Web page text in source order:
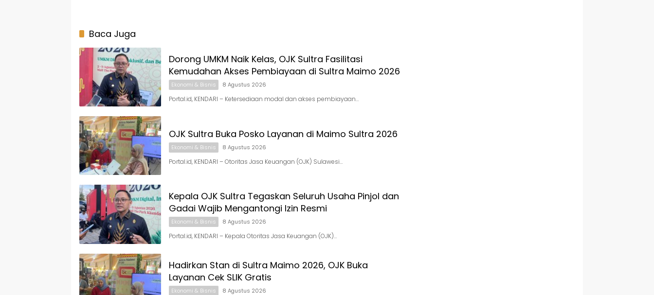
Baca Juga
Dorong UMKM Naik Kelas, OJK Sultra Fasilitasi
Kemudahan Akses Pembiayaan di Sultra Maimo 2026
Ekonomi & Bisnis 8 Agustus 2026
Portal.id, KENDARI – Ketersediaan modal dan akses pembiayaan…
OJK Sultra Buka Posko Layanan di Maimo Sultra 2026
Ekonomi & Bisnis 8 Agustus 2026
Portal.id, KENDARI – Otoritas Jasa Keuangan (OJK) Sulawesi…
Kepala OJK Sultra Tegaskan Seluruh Usaha Pinjol dan
Gadai Wajib Mengantongi Izin Resmi
Ekonomi & Bisnis 8 Agustus 2026
Portal.id, KENDARI – Kepala Otoritas Jasa Keuangan (OJK)…
Hadirkan Stan di Sultra Maimo 2026, OJK Buka
Layanan Cek SLIK Gratis
Ekonomi & Bisnis 8 Agustus 2026